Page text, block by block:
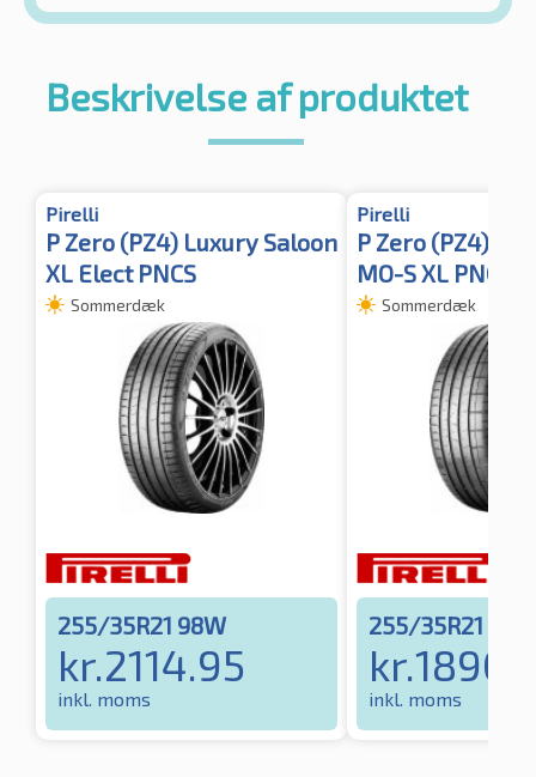
Beskrivelse af produktet
Pirelli
P Zero (PZ4) Luxury Saloon
XL Elect PNCS
Sommerdæk
255/35R21 98W
kr.2114.95
inkl. moms
Pirelli
P Zero (PZ4)
MO-S XL PNCS
Sommerdæk
255/35R21 98Y
kr.
inkl. moms